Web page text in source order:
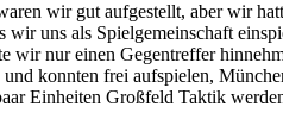
wir gut aufgestellt, aber wir
uns als Spielgemeinschaft
wir nur einen Gegentreffer
konnten frei aufspielen,
Einheiten Großfeld Taktik